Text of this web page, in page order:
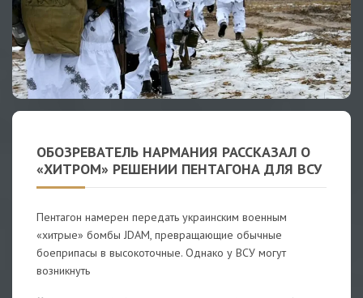
ОБОЗРЕВАТЕЛЬ НАРМАНИЯ РАССКАЗАЛ О
«ХИТРОМ» РЕШЕНИИ ПЕНТАГОНА ДЛЯ ВСУ
Пентагон намерен передать украинским военным
«хитрые» бомбы JDAM, превращающие обычные
боеприпасы в высокоточные. Однако у ВСУ могут
возникнуть